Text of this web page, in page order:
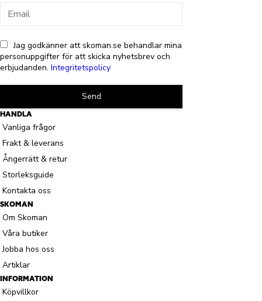
Jag godkänner att skoman.se behandlar mina
personuppgifter för att skicka nyhetsbrev och
erbjudanden. Integritetspolicy
Send
HANDLA
Vanliga frågor
Frakt & leverans
Ångerrätt & retur
Storleksguide
Kontakta oss
SKOMAN
Om Skoman
Våra butiker
Jobba hos oss
Artiklar
INFORMATION
Köpvillkor